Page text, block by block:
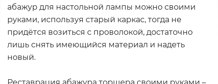
абажур для настольной лампы можно своими
руками, используя старый каркас, тогда не
придётся возиться с проволокой, достаточно
лишь снять имеющийся материал и надеть
новый.